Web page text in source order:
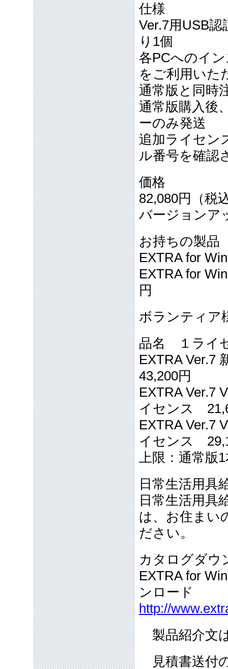
仕様
Ver.7用USB
り1個
各PCへのイ
をご利用いた
通常版と同時
通常版購入後
ーのみ発送
追加ライセン
ル番号を確認
価格
82,080円（税
バージョンア
お持ちの製
EXTRA for
EXTRA for
円
ボランティア
品名 １ライ
EXTRA Ver.7
43,200円
EXTRA Ver.7
イセンス
EXTRA Ver.7
イセンス
上限：通常
日常生活用具
日常生活用具
は、お住まい
ださい。
カタログダウ
EXTRA for
ンロード
http://
製品紹介文
見積書送付